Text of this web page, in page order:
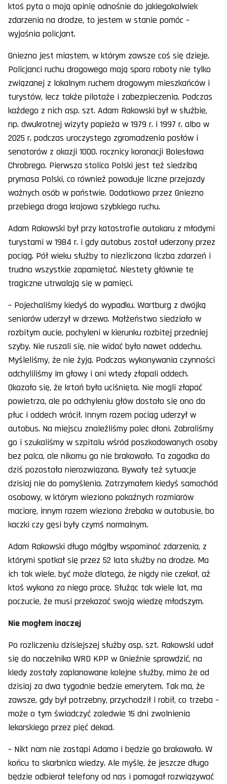
ktoś pyta o moją opinię odnośnie do jakiegokolwiek
zdarzenia na drodze, to jestem w stanie pomóc –
wyjaśnia policjant.
Gniezno jest miastem, w którym zawsze coś się dzieje.
Policjanci ruchu drogowego mają sporo roboty nie tylko
związanej z lokalnym ruchem drogowym mieszkańców i
turystów, lecz także pilotaże i zabezpieczenia. Podczas
każdego z nich asp. szt. Adam Rakowski był w służbie,
np. dwukrotnej wizyty papieża w 1979 r. i 1997 r. albo w
2025 r. podczas uroczystego zgromadzenia posłów i
senatorów z okazji 1000. rocznicy koronacji Bolesława
Chrobrego. Pierwsza stolica Polski jest też siedzibą
prymasa Polski, co również powoduje liczne przejazdy
ważnych osób w państwie. Dodatkowo przez Gniezno
przebiega droga krajowa szybkiego ruchu.
Adam Rakowski był przy katastrofie autokaru z młodymi
turystami w 1984 r. i gdy autobus został uderzony przez
pociąg. Pół wieku służby to niezliczona liczba zdarzeń i
trudno wszystkie zapamiętać. Niestety głównie te
tragiczne utrwalają się w pamięci.
– Pojechaliśmy kiedyś do wypadku. Wartburg z dwójką
seniorów uderzył w drzewo. Małżeństwo siedziało w
rozbitym aucie, pochyleni w kierunku rozbitej przedniej
szyby. Nie ruszali się, nie widać było nawet oddechu.
Myśleliśmy, że nie żyją. Podczas wykonywania czynności
odchyliliśmy im głowy i oni wtedy złapali oddech.
Okazało się, że krtań była uciśnięta. Nie mogli złapać
powietrza, ale po odchyleniu głów dostało się ono do
płuc i oddech wrócił. Innym razem pociąg uderzył w
autobus. Na miejscu znaleźliśmy palec dłoni. Zabraliśmy
go i szukaliśmy w szpitalu wśród poszkodowanych osoby
bez palca, ale nikomu go nie brakowało. Ta zagadka do
dziś pozostała nierozwiązana. Bywały też sytuacje
dzisiaj nie do pomyślenia. Zatrzymałem kiedyś samochód
osobowy, w którym wieziono pokaźnych rozmiarów
maciorę, innym razem wieziono źrebaka w autobusie, bo
kaczki czy gęsi były czymś normalnym.
Adam Rakowski długo mógłby wspominać zdarzenia, z
którymi spotkał się przez 52 lata służby na drodze. Ma
ich tak wiele, być może dlatego, że nigdy nie czekał, aż
ktoś wykona za niego pracę. Służąc tak wiele lat, ma
poczucie, że musi przekazać swoją wiedzę młodszym.
Nie mogłem inaczej
Po rozliczeniu dzisiejszej służby asp. szt. Rakowski udał
się do naczelnika WRD KPP w Gnieźnie sprawdzić, na
kiedy zostały zaplanowane kolejne służby, mimo że od
dzisiaj za dwa tygodnie będzie emerytem. Tak ma, że
zawsze, gdy był potrzebny, przychodził i robił, co trzeba –
może o tym świadczyć zaledwie 15 dni zwolnienia
lekarskiego przez pięć dekad.
– Nikt nam nie zastąpi Adama i będzie go brakowało. W
końcu to skarbnica wiedzy. Ale myślę, że jeszcze długo
będzie odbierał telefony od nas i pomagał rozwiązywać